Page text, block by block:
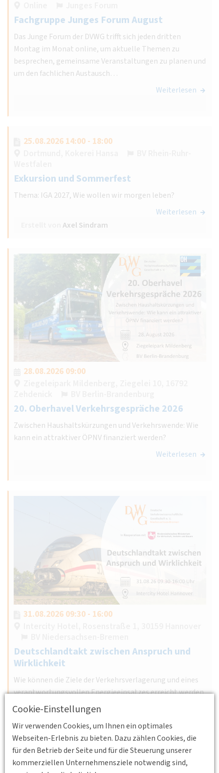
Cookie-Einstellungen
Wir verwenden Cookies, um Ihnen ein optimales
Webseiten-Erlebnis zu bieten. Dazu zählen Cookies, die
für den Betrieb der Seite und für die Steuerung unserer
kommerziellen Unternehmensziele notwendig sind,
Fachgruppe Junges Forum August
Das Junge Forum der DVWG trifft sich jeden dritten
Montag im Monat online, um aktuelle Themen zu
besprechen, gemeinsame Veranstaltungen zu planen und
um den fachlichen Austausch…
Weiterlesen
25.08.2026 14:00 - 18:00
Exkursion und Sommerfest
Thema: IGA 2027, Wie wollen wir morgen leben?
Weiterlesen
Axel Sindram
28.08.2026 09:00
20. Oberhavel Verkehrsgespräche 2026
Zwischen Haushaltskürzungen und Verkehrswende: Wie
kann ein attraktiver ÖPNV finanziert werden?
Weiterlesen
31.08.2026 09:30 - 16:00
Deutschlandtakt zwischen Anspruch und
Wirklichkeit
Wie können die Ziele der Verkehrsverlagerung und eines
verantwortungsvollen Energieeinsatzes erreicht werden
unter Sicherstellung der Finanzierung von Infrastruktur
Weiterlesen